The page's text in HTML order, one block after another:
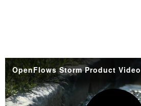
OpenFlows Storm Product Video